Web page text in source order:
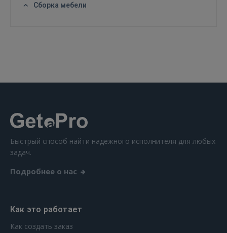
Сборка мебели
Быстрый способ найти надежного исполнителя для любых
задач.
Подробнее о нас
Как это работает
Как создать заказ